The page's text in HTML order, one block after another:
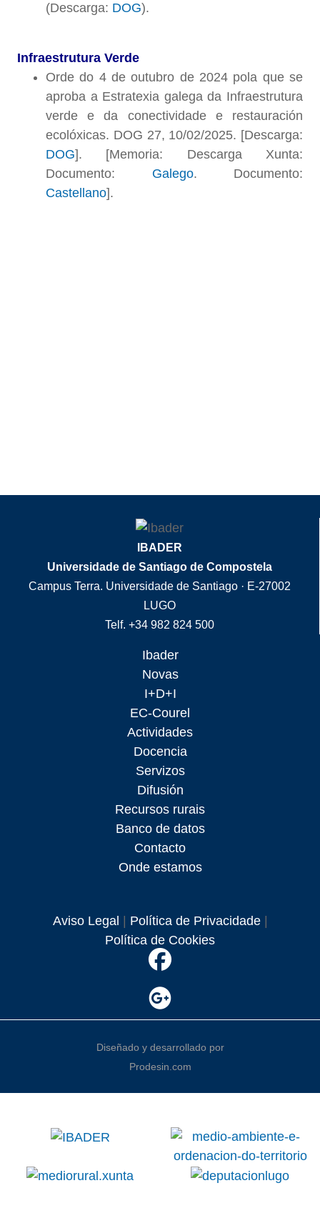
(Descarga: DOG).
Infraestrutura Verde
Orde do 4 de outubro de 2024 pola que se
aproba a Estratexia galega da Infraestrutura
verde e da conectividade e restauración
ecolóxicas. DOG 27, 10/02/2025. [Descarga:
DOG]. [Memoria: Descarga Xunta:
Documento: Galego. Documento:
Castellano].
IBADER
Universidade de Santiago de Compostela
Campus Terra. Universidade de Santiago · E-27002
LUGO
Telf. +34 982 824 500
Ibader
Novas
I+D+I
EC-Courel
Actividades
Docencia
Servizos
Difusión
Recursos rurais
Banco de datos
Contacto
Onde estamos
Aviso Legal | Política de Privacidade|
Política de Cookies
Diseñado y desarrollado por
Prodesin.com